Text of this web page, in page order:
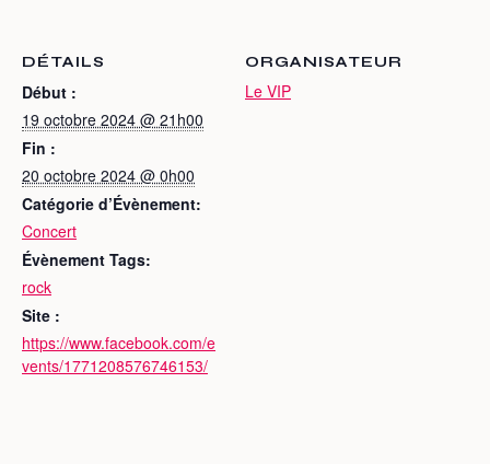
DÉTAILS
Début :
19 octobre 2024 @ 21h00
Fin :
20 octobre 2024 @ 0h00
Catégorie d’Évènement:
Concert
Évènement Tags:
rock
Site :
https://www.facebook.com/e
vents/1771208576746153/
ORGANISATEUR
Le VIP